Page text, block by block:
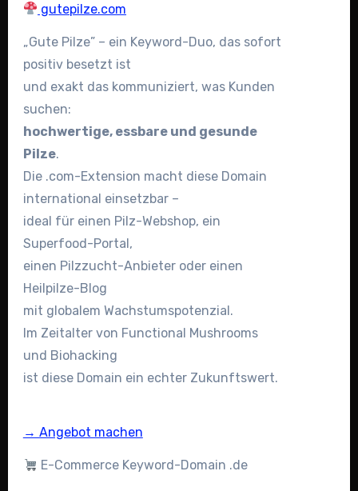
gutepilze.com
„Gute Pilze” – ein Keyword-Duo, das sofort
positiv besetzt ist
und exakt das kommuniziert, was Kunden
suchen:
hochwertige, essbare und gesunde
Pilze.
Die .com-Extension macht diese Domain
international einsetzbar –
ideal für einen Pilz-Webshop, ein
Superfood-Portal,
einen Pilzzucht-Anbieter oder einen
Heilpilze-Blog
mit globalem Wachstumspotenzial.
Im Zeitalter von Functional Mushrooms
und Biohacking
ist diese Domain ein echter Zukunftswert.
→ Angebot machen
E-Commerce Keyword-Domain .de